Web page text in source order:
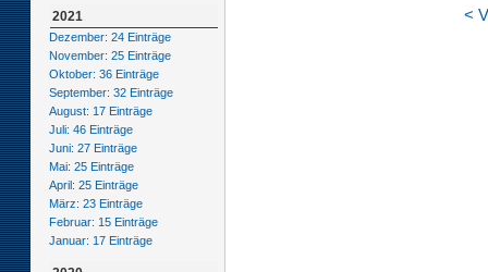
2021
Dezember: 24 Einträge
November: 25 Einträge
Oktober: 36 Einträge
September: 32 Einträge
August: 17 Einträge
Juli: 46 Einträge
Juni: 27 Einträge
Mai: 25 Einträge
April: 25 Einträge
März: 23 Einträge
Februar: 15 Einträge
Januar: 17 Einträge
<